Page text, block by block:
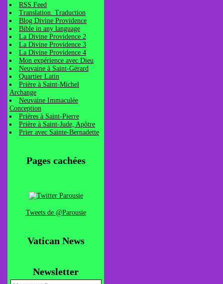
RSS Feed
Translation. Traduction
Blog Divine Providence
Bible in any language
La Divine Providence 2
La Divine Providence 3
La Divine Providence 4
Mon expérience avec Dieu
Neuvaine à Saint-Gérard
Quartier Latin
Prière à Saint-Michel
Archange
Neuvaine Immaculée
Conception
Prières à Saint-Pierre
Prière à Saint-Jude, Apôtre
Prier avec Sainte-Bernadette
Pages cachées
Tweets de @Parousie
Vatican News
Newsletter